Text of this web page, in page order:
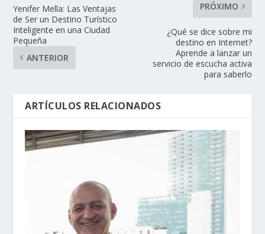
Yenifer Mella: Las Ventajas
de Ser un Destino Turístico
Inteligente en una Ciudad
Pequeña
ANTERIOR
PRÓXIMO
¿Qué se dice sobre mi
destino en Internet?
Aprende a lanzar un
servicio de escucha activa
para saberlo
ARTÍCULOS RELACIONADOS